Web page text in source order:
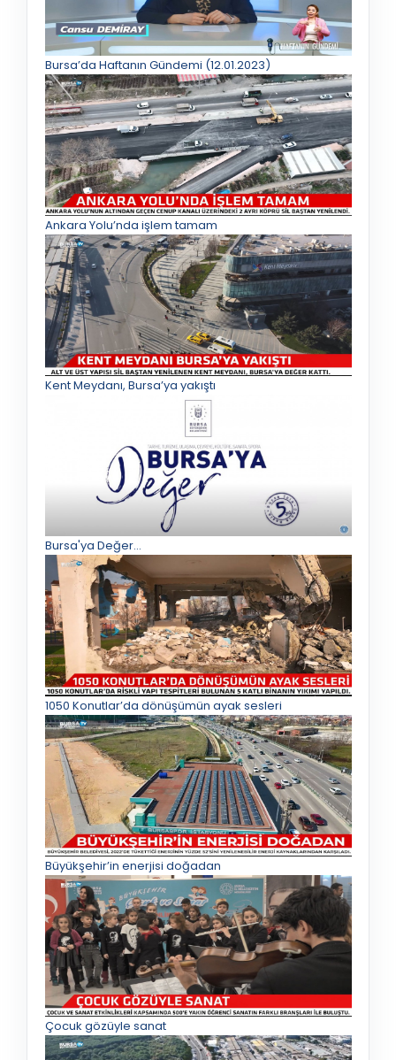
Bursa’da Haftanın Gündemi (12.01.2023)
Ankara Yolu’nda işlem tamam
Kent Meydanı, Bursa’ya yakıştı
Bursa'ya Değer...
1050 Konutlar’da dönüşümün ayak sesleri
Büyükşehir’in enerjisi doğadan
Çocuk gözüyle sanat